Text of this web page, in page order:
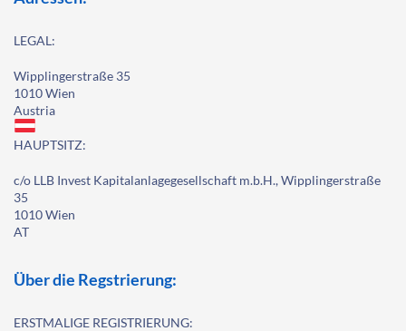
LEGAL:
Wipplingerstraße 35
1010 Wien
Austria
HAUPTSITZ:
c/o LLB Invest Kapitalanlagegesellschaft m.b.H., Wipplingerstraße
35
1010 Wien
AT
Über die Regstrierung:
ERSTMALIGE REGISTRIERUNG: